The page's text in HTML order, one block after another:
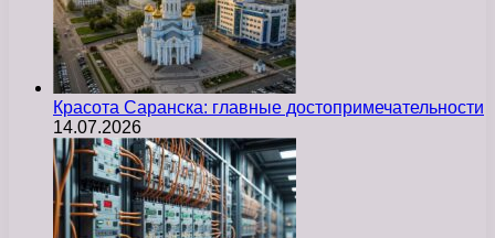
Красота Саранска: главные достопримечательности
14.07.2026